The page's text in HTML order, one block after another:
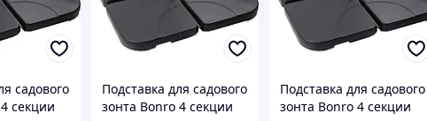
садового
секции
Подставка для садового
зонта Bonro 4 секции
Подставка для садового
зонта Bonro 4 секции